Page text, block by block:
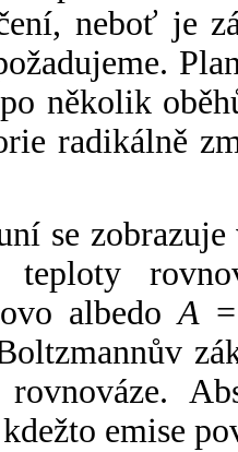
neboť je
několik
radikálně
se
teploty
albedoA
rovnováze.
emise